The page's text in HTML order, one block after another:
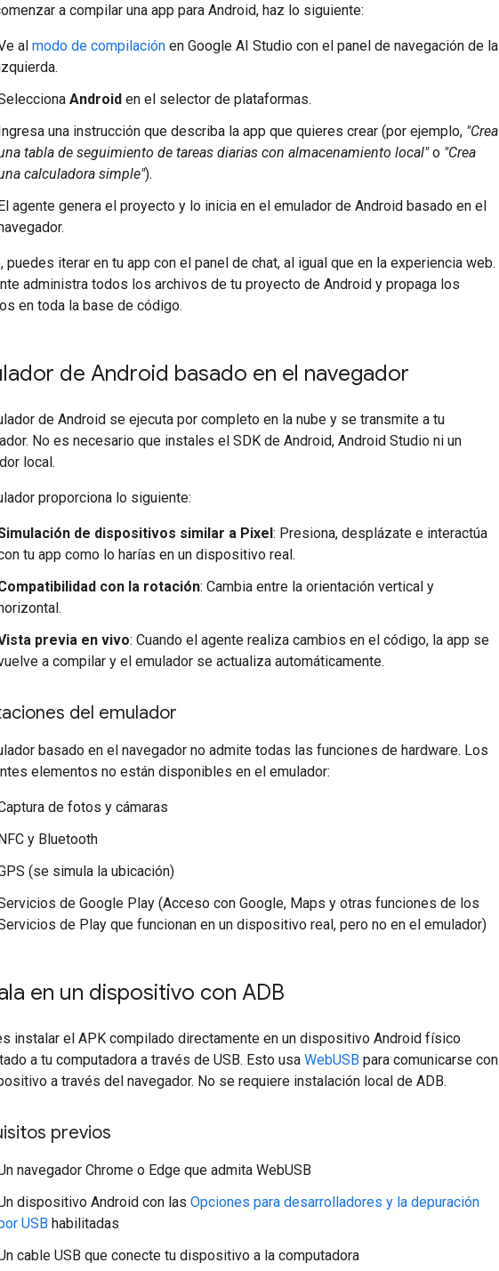
a compilar una app para Android, haz lo siguiente:
al modo de compilación en Google AI Studio con el panel de navegación de la
Android en el selector de plataformas.
una instrucción que describa la app que quieres crear (por ejemplo, "Crea
tabla de seguimiento de tareas diarias con almacenamiento local"o "Crea
calculadora simple").
agente genera el proyecto y lo inicia en el emulador de Android basado en el
puedes iterar en tu app con el panel de chat, al igual que en la experiencia web.
administra todos los archivos de tu proyecto de Android y propaga los
en toda la base de código.
de Android basado en el navegador
de Android se ejecuta por completo en la nube y se transmite a tu
No es necesario que instales el SDK de Android, Android Studio ni un
local.
proporciona lo siguiente:
de dispositivos similar a Pixel: Presiona, desplázate e interactúa
tu app como lo harías en un dispositivo real.
con la rotación: Cambia entre la orientación vertical y
previa en vivo: Cuando el agente realiza cambios en el código, la app se
a compilar y el emulador se actualiza automáticamente.
del emulador
basado en el navegador no admite todas las funciones de hardware. Los
elementos no están disponibles en el emulador:
de fotos y cámaras
y Bluetooth
(se simula la ubicación)
de Google Play (Acceso con Google, Maps y otras funciones de los
de Play que funcionan en un dispositivo real, pero no en el emulador)
en un dispositivo con ADB
instalar el APK compilado directamente en un dispositivo Android físico
a tu computadora a través de USB. Esto usa WebUSB para comunicarse con
a través del navegador. No se requiere instalación local de ADB.
previos
navegador Chrome o Edge que admita WebUSB
dispositivo Android con las Opciones para desarrolladores y la depuración
USB habilitadas
cable USB que conecte tu dispositivo a la computadora